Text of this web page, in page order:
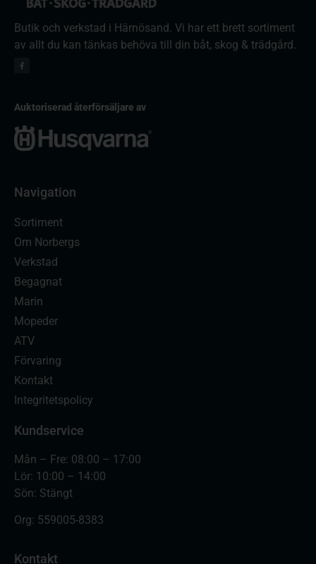
Butik och verkstad i Härnösand. Vi har ett brett sortiment
av allt du kan tänkas behöva till din båt, skog & trädgård.
Auktoriserad återförsäljare av
Navigation
Sortiment
Om Norbergs
Verkstad
Begagnat
Marin
Mopeder
ATV
Förvaring
Kontakt
Integritetspolicy
Kundservice
Mån – Fre: 08:00 – 17:00
Lör: 10:00 – 14:00
Sön: Stängt
Org: 559005-8383
Kontakt